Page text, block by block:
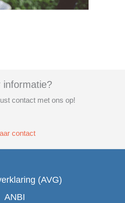
informatie?
contact met ons op!
contact
(AVG)
ANBI